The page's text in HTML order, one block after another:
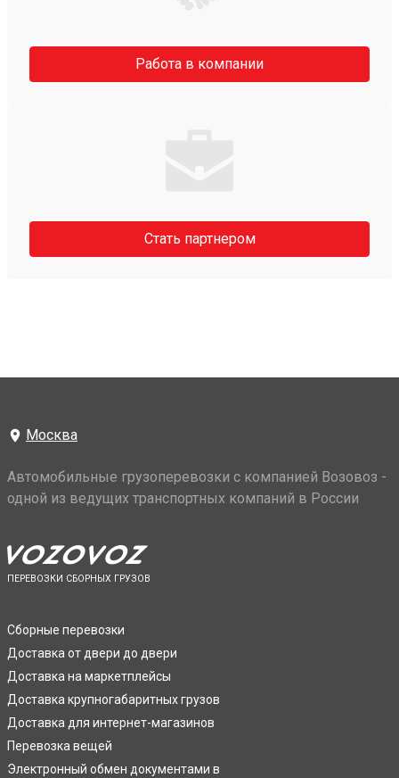
Работа в компании
Стать партнером
Москва
Автомобильные грузоперевозки с компанией Возовоз -
одной из ведущих транспортных компаний в России
ПЕРЕВОЗКИ СБОРНЫХ ГРУЗОВ
Сборные перевозки
Доставка от двери до двери
Доставка на маркетплейсы
Доставка крупногабаритных грузов
Доставка для интернет-магазинов
Перевозка вещей
Электронный обмен документами в